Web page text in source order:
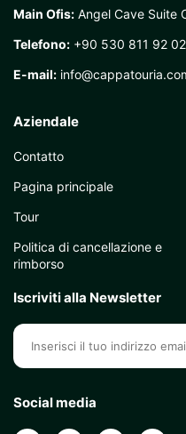
Main Ofis: Angel Cave Suite
Telefono: +90 530 811 92 02
E-mail:
Aziendale
Contatto
Pagina principale
Tour
Politica di cancellazione e
rimborso
Iscriviti alla Newsletter
Social media